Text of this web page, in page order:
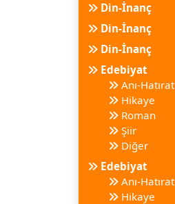
Din-İnanç
Din-İnanç
Din-İnanç
Edebiyat
Anı-Hatırat
Hikaye
Roman
Şiir
Diğer
Edebiyat
Anı-Hatırat
Hikaye